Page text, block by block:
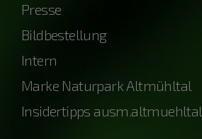
Presse
Bildbestellung
Intern
Marke Naturpark Altmühltal
Insidertipps ausm.altmuehltal